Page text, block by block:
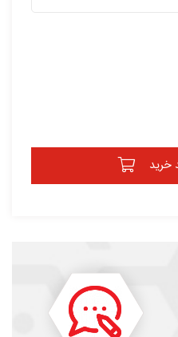
خرید